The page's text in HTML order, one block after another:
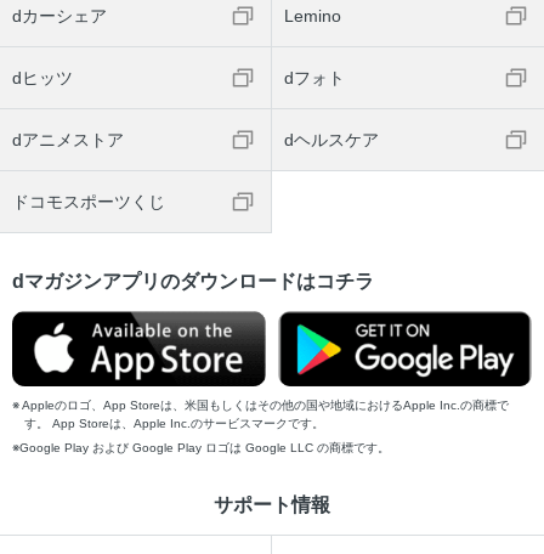
dカーシェア Lemino
dヒッツ dフォト
dアニメストア dヘルスケア
ドコモスポーツくじ
dマガジンアプリのダウンロードはコチラ
Appleのロゴ、App Storeは、米国もしくはその他の国や地域におけるApple Inc.の商標で
す。 App Storeは、Apple Inc.のサービスマークです。
Google Play および Google Play ロゴは Google LLC の商標です。
サポート情報